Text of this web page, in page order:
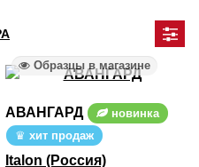
Образцы в магазине
АВАНГАРД
новинка
хит продаж
Italon (Россия)